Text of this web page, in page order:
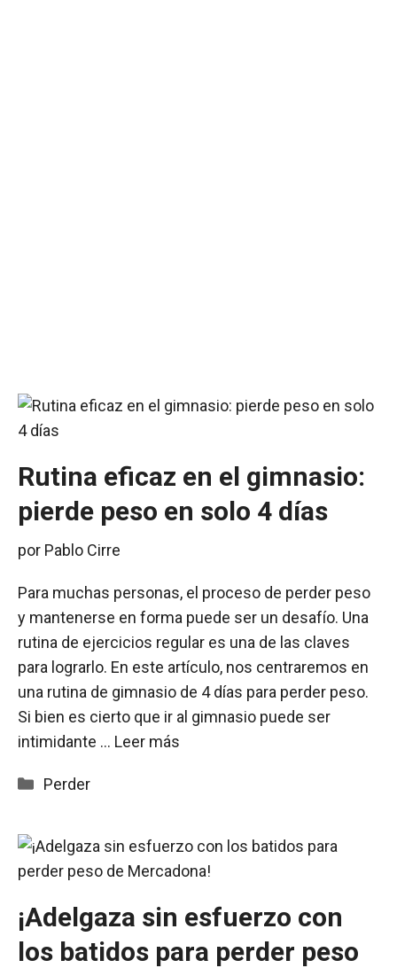
Rutina eficaz en el gimnasio:
pierde peso en solo 4 días
por Pablo Cirre
Para muchas personas, el proceso de perder peso
y mantenerse en forma puede ser un desafío. Una
rutina de ejercicios regular es una de las claves
para lograrlo. En este artículo, nos centraremos en
una rutina de gimnasio de 4 días para perder peso.
Si bien es cierto que ir al gimnasio puede ser
intimidante … Leer más
Categorías
Perder
¡Adelgaza sin esfuerzo con
los batidos para perder peso